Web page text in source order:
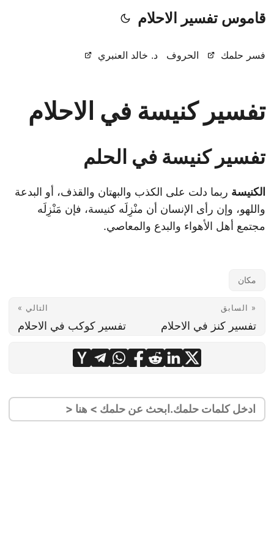
قاموس تفسير الاحلام
فسر حلمك الحروف د. خالد العنبري
تفسير كنيسة في الاحلام
تفسير كنيسة في الحلم
الكنيسة ربما دلت على الكذب والبهتان والقذف، أو البدعة
واللهو، وإن رأى الإنسان أن منْزِلَه كنيسة، فإن مَنْزِلَه
مجتمع أهل الأهواء والبدع والمعاصي.
مكان
« السابق
تفسير كنز في الاحلام
التالي »
تفسير كوكب في الاحلام